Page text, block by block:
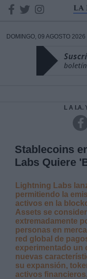
DOMINGO, 09 AGOSTO 2026
L A I.A.
Stablecoins
Labs Quiere
Lightning Labs
permitiendo la
activos en la
Assets se
extremadamente
personas en
red global de
experimentado un
nuevas
su expansión,
activos financieros.
DATOS
Responsable:
Destinatarios: